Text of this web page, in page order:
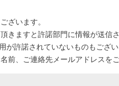
ざいます。
きますと許諾部門に情報が送信
が許諾されていないものもござ
前、ご連絡先メールアドレスを